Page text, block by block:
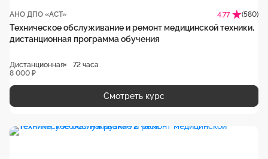
АНО ДПО «АСТ» 4.77 (580)
Техническое обслуживание и ремонт медицинской техники,
дистанционная программа обучения
Дистанционная
72 часа
8 000 ₽
Смотреть курс